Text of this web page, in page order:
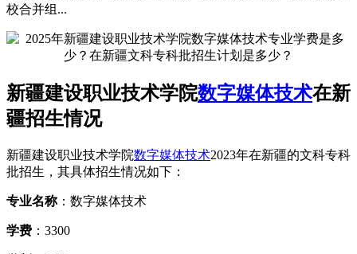
校合并组...
新疆建设职业技术学院数字媒体技术在新
疆招生情况
新疆建设职业技术学院数字媒体技术2023年在新疆的文科专科
批招生，其具体招生情况如下：
专业名称：数字媒体技术
学费 ：3300